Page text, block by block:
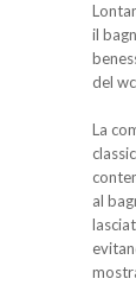
il
del
La
al